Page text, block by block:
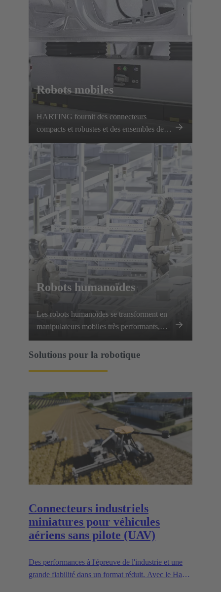
Robots mobiles
HARTING fournit des connecteurs
compacts et robustes et des ensembles de
câbles pré-testés pour les AGV et les AMR,
garantissant une transmission fiable de
l'énergie et des données.
Robots humanoïdes
Les robots humanoïdes se transforment en
manipulateurs mobiles très performants,
exigeant que chaque articulation, chaque
membre et chaque capteur communiquent
Solutions pour la robotique
Connecteurs industriels
miniatures pour véhicules
aériens sans pilote (UAV)
Des performances à l'épreuve de l'industrie et une
grande fiabilité dans un format réduit. Avec le Han®